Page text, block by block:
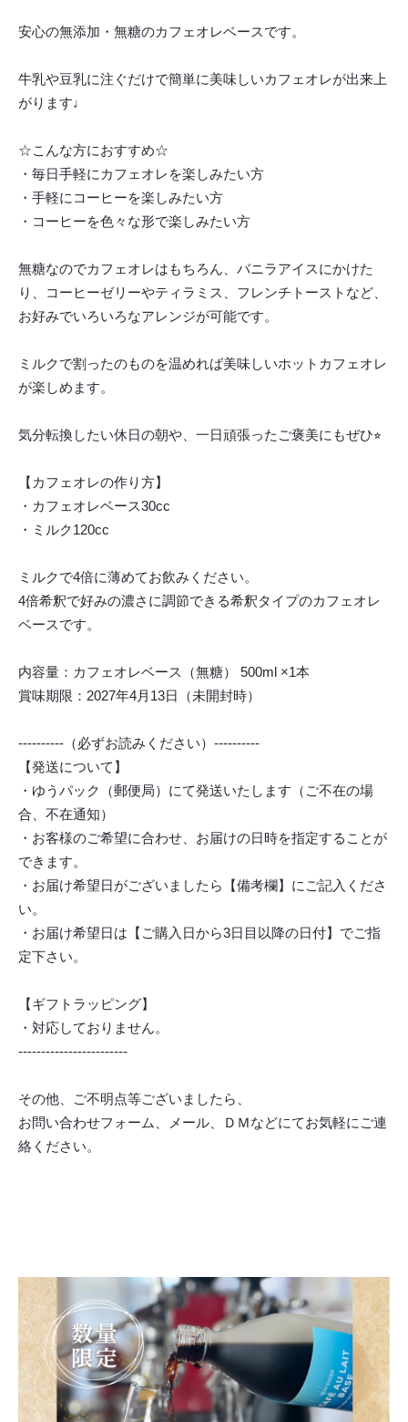
安心の無添加・無糖のカフェオレベースです。
牛乳や豆乳に注ぐだけで簡単に美味しいカフェオレが出来上
がります♩
☆こんな方におすすめ☆
・毎日手軽にカフェオレを楽しみたい方
・手軽にコーヒーを楽しみたい方
・コーヒーを色々な形で楽しみたい方
無糖なのでカフェオレはもちろん、バニラアイスにかけた
り、コーヒーゼリーやティラミス、フレンチトーストなど、
お好みでいろいろなアレンジが可能です。
ミルクで割ったのものを温めれば美味しいホットカフェオレ
が楽しめます。
気分転換したい休日の朝や、一日頑張ったご褒美にもぜひ⭐︎
【カフェオレの作り方】
・カフェオレベース30cc
・ミルク120cc
ミルクで4倍に薄めてお飲みください。
4倍希釈で好みの濃さに調節できる希釈タイプのカフェオレ
ベースです。
内容量：カフェオレベース（無糖） 500ml ×1本
賞味期限：2027年4月13日（未開封時）
----------（必ずお読みください）----------
【発送について】
・ゆうパック（郵便局）にて発送いたします（ご不在の場
合、不在通知）
・お客様のご希望に合わせ、お届けの日時を指定することが
できます。
・お届け希望日がございましたら【備考欄】にご記入くださ
い。
・お届け希望日は【ご購入日から3日目以降の日付】でご指
定下さい。
【ギフトラッピング】
・対応しておりません。
------------------------
その他、ご不明点等ございましたら、
お問い合わせフォーム、メール、ＤＭなどにてお気軽にご連
絡ください。